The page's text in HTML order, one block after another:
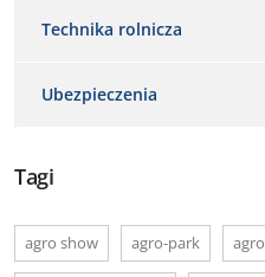
Technika rolnicza
Ubezpieczenia
Tagi
agro show agro-park